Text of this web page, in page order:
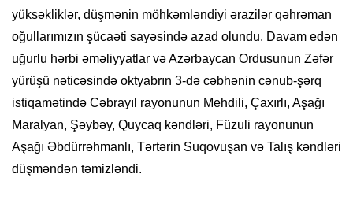
yüksəkliklər, düşmənin möhkəmləndiyi ərazilər qəhrəman
oğullarımızın şücaəti sayəsində azad olundu. Davam edən
uğurlu hərbi əməliyyatlar və Azərbaycan Ordusunun Zəfər
yürüşü nəticəsində oktyabrın 3-də cəbhənin cənub-şərq
istiqamətində Cəbrayıl rayonunun Mehdili, Çaxırlı, Aşağı
Maralyan, Şəybəy, Quycaq kəndləri, Füzuli rayonunun
Aşağı Əbdürrəhmanlı, Tərtərin Suqovuşan və Talış kəndləri
düşməndən təmizləndi.